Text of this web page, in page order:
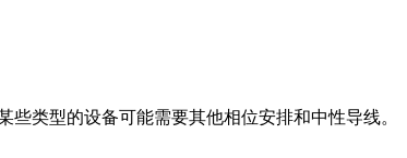
类型的设备可能需要其他相位安排和中性导线。